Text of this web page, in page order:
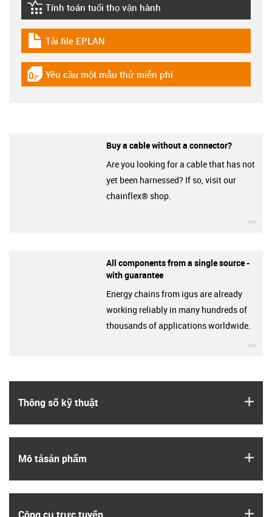
Thông số kỹ thuật
Mô tả­sản phẩm
igus-icon-lebensdauerrechner
Tính toán tuổi thọ vận hành
igus-icon-download-plan
Tải file EPLAN
igus-icon-gratismuster
Yêu cầu một mẫu thử miễn phí
Buy a cable without a connector?
Are you looking for a cable that has not
yet been harnessed? If so, visit our
chainflex® shop.
All components from a single source -
with guarantee
Energy chains from igus are already
working reliably in many hundreds of
thousands of applications worldwide.